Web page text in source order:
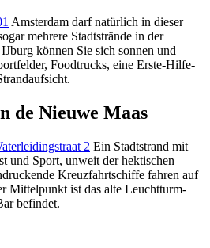
Amsterdam darf natürlich in dieser
mehrere Stadtstrände in der
können Sie sich sonnen und
Foodtrucks, eine Erste-Hilfe-
de Nieuwe Maas
2 Ein Stadtstrand mit
und Sport, unweit der hektischen
Kreuzfahrtschiffe fahren auf
Mittelpunkt ist das alte Leuchtturm-
befindet.